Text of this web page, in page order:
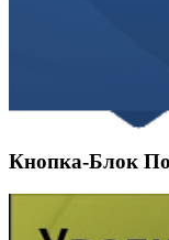
Кнопка-Блок